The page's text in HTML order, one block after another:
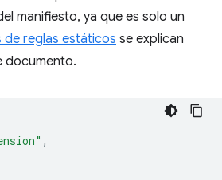
manifiesto, ya que es solo un
de reglas estáticos se explican
documento.
,